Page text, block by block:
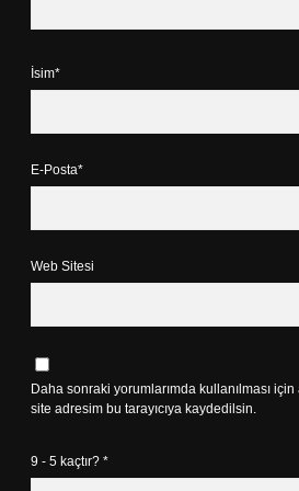
İsim*
E-Posta*
Web Sitesi
Daha sonraki yorumlarımda kullanılması
site adresim bu tarayıcıya kaydedilsin.
9 - 5 kaçtır? *